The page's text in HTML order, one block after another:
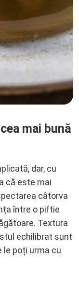
mai bună
dar, cu
că este mai
câtorva
între o piftie
Textura
echilibrat sunt
le poți urma cu